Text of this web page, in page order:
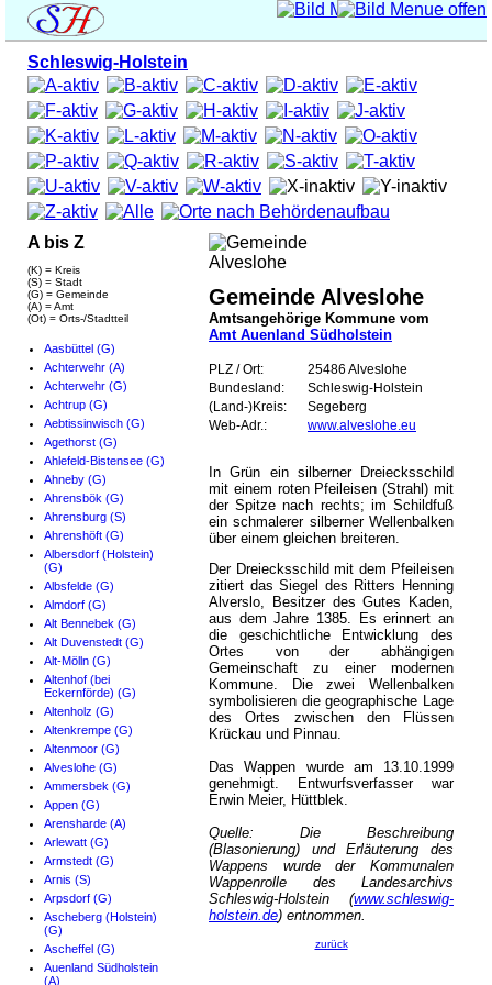
Schleswig-Holstein
A bis Z
(K) = Kreis
(S) = Stadt
(G) = Gemeinde
(A) = Amt
(Ot) = Orts-/Stadtteil
Aasbüttel (G)
Achterwehr (A)
Achterwehr (G)
Achtrup (G)
Aebtissinwisch (G)
Agethorst (G)
Ahlefeld-Bistensee (G)
Ahneby (G)
Ahrensbök (G)
Ahrensburg (S)
Ahrenshöft (G)
Albersdorf (Holstein)
(G)
Albsfelde (G)
Almdorf (G)
Alt Bennebek (G)
Alt Duvenstedt (G)
Alt-Mölln (G)
Altenhof (bei
Eckernförde) (G)
Altenholz (G)
Altenkrempe (G)
Altenmoor (G)
Alveslohe (G)
Ammersbek (G)
Appen (G)
Arensharde (A)
Arlewatt (G)
Armstedt (G)
Arnis (S)
Arpsdorf (G)
Ascheberg (Holstein)
(G)
Ascheffel (G)
Auenland Südholstein
(A)
Gemeinde Alveslohe
Amtsangehörige Kommune vom
Amt Auenland Südholstein
PLZ / Ort:
25486 Alveslohe
Bundesland:
Schleswig-Holstein
(Land-)Kreis:
Segeberg
Web-Adr.:
www.alveslohe.eu
In Grün ein silberner Dreiecksschild
mit einem roten Pfeileisen (Strahl) mit
der Spitze nach rechts; im Schildfuß
ein schmalerer silberner Wellenbalken
über einem gleichen breiteren.
Der Dreiecksschild mit dem Pfeileisen
zitiert das Siegel des Ritters Henning
Alverslo, Besitzer des Gutes Kaden,
aus dem Jahre 1385. Es erinnert an
die geschichtliche Entwicklung des
Ortes von der abhängigen
Gemeinschaft zu einer modernen
Kommune. Die zwei Wellenbalken
symbolisieren die geographische Lage
des Ortes zwischen den Flüssen
Krückau und Pinnau.
Das Wappen wurde am 13.10.1999
genehmigt. Entwurfsverfasser war
Erwin Meier, Hüttblek.
Quelle: Die Beschreibung
(Blasonierung) und Erläuterung des
Wappens wurde der Kommunalen
Wappenrolle des Landesarchivs
Schleswig-Holstein (www.schleswig-
holstein.de) entnommen.
zurück